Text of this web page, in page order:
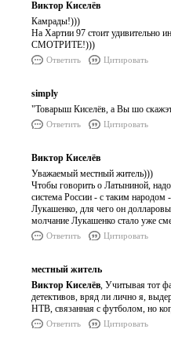
Виктор Киселёв
Камрады!)))
На Хартии 97 стоит удивительно
СМОТРИТЕ!)))
Ответить Цитировать
simply
"Товарыш Киселёв, а Вы шо
Ответить Цитировать
Виктор Киселёв
Уважаемый местный житель)))
Чтобы говорить о Латыниной,
система России - с таким
Лукашенко, для чего он
молчание Лукашенко стало уже
Ответить Цитировать
местный житель
Виктор Киселёв, Учитывая тот
детективов, вряд ли лично я,
НТВ, связанная с футболом, но
Ответить Цитировать